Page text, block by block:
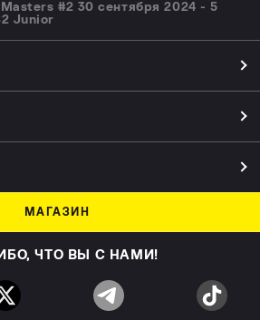
#2 30 сентября 2024 - 5
Junior
МАГАЗИН
ЧТО ВЫ С НАМИ!